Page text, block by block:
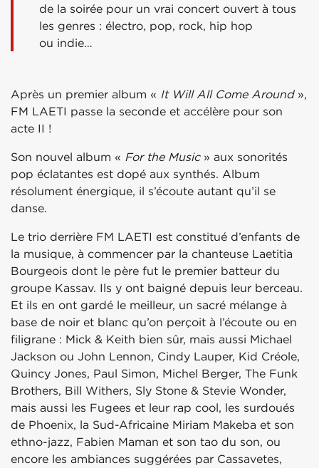
de la soirée pour un vrai concert ouvert à tous
les genres : électro, pop, rock, hip hop
ou indie…
Après un premier album « It Will All Come Around »,
FM LAETI passe la seconde et accélère pour son
acte II !
Son nouvel album « For the Music » aux sonorités
pop éclatantes est dopé aux synthés. Album
résolument énergique, il s’écoute autant qu’il se
danse.
Le trio derrière FM LAETI est constitué d’enfants de
la musique, à commencer par la chanteuse Laetitia
Bourgeois dont le père fut le premier batteur du
groupe Kassav. Ils y ont baigné depuis leur berceau.
Et ils en ont gardé le meilleur, un sacré mélange à
base de noir et blanc qu’on perçoit à l’écoute ou en
filigrane : Mick & Keith bien sûr, mais aussi Michael
Jackson ou John Lennon, Cindy Lauper, Kid Créole,
Quincy Jones, Paul Simon, Michel Berger, The Funk
Brothers, Bill Withers, Sly Stone & Stevie Wonder,
mais aussi les Fugees et leur rap cool, les surdoués
de Phoenix, la Sud-Africaine Miriam Makeba et son
ethno-jazz, Fabien Maman et son tao du son, ou
encore les ambiances suggérées par Cassavetes,